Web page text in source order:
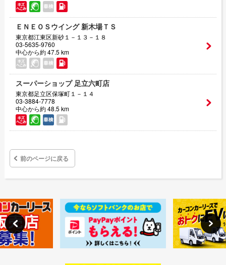
ＥＮＥＯＳウイング 新木場ＴＳ
東京都江東区新砂１－１３－１８
03-5635-9760
中心から約 47.5 km
スーパーショップ 足立六町店
東京都足立区保塚町１－１４
03-3884-7778
中心から約 48.5 km
前のページに戻る